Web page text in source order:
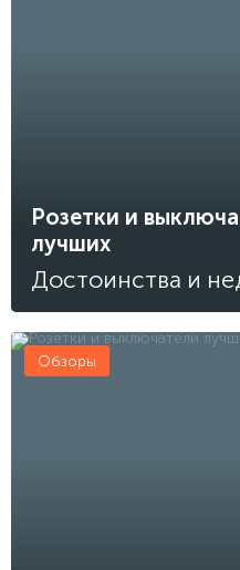
Розетки и
лучших
Достоинства и
Обзоры